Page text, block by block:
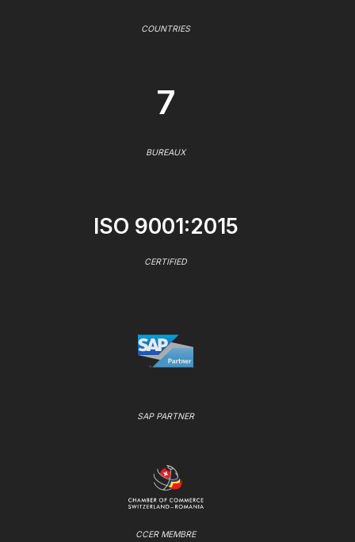
COUNTRIES
7
BUREAUX
ISO 9001:2015
CERTIFIED
SAP PARTNER
CCER MEMBRE